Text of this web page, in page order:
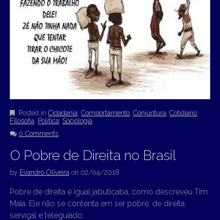
Posted in Cidadania, Comportamento, Conjuntura, Cotidiano,
Filosofia, Política, Sociologia
0 Comments
O Pobre de Direita no Brasil
by Evandro Oliveira on 02/04/2018
Pobre de direita é igual jabuticaba, como descreveu Tim
Maia. Ele não se contenta em ser pobre, de direita,
serviçal e teleguiado.